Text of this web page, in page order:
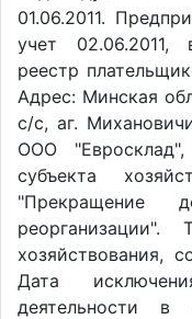
01.06.2011.
учет 02.06.2011,
реестр
Адрес: Минская
с/с, аг.
ООО
субъекта
"Прекращение
реорганизации".
хозяйствования,
Дата
деятельности